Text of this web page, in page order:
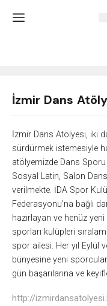
'
İzmir Dans
İzmir Dans Atölyesi, iki
sürdürmek istemesiyle
atölyemizde Dans Sporu
Sosyal Latin, Salon
verilmekte. İDA Spor
Federasyonu'na bağlı
hazırlayan ve henüz
sporları kulüpleri
spor ailesi. Her yıl Eylül
bünyesine yeni
gün başarılarına ve
http://